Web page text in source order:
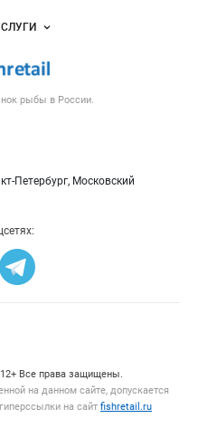
рыбы в России.
Петербург, Московский
рекламы
оферта
данных
рынка
Все права защищены.
на данном сайте, допускается
на сайт fishretail.ru